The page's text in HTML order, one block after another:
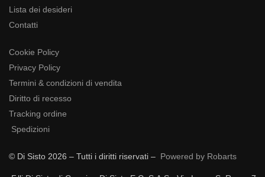
Lista dei desideri
Contatti
Cookie Policy
Privacy Policy
Termini & condizioni di vendita
Diritto di recesso
Tracking ordine
Spedizioni
© Di Sisto 2026 – Tutti i diritti riservati – Powered by Robarts